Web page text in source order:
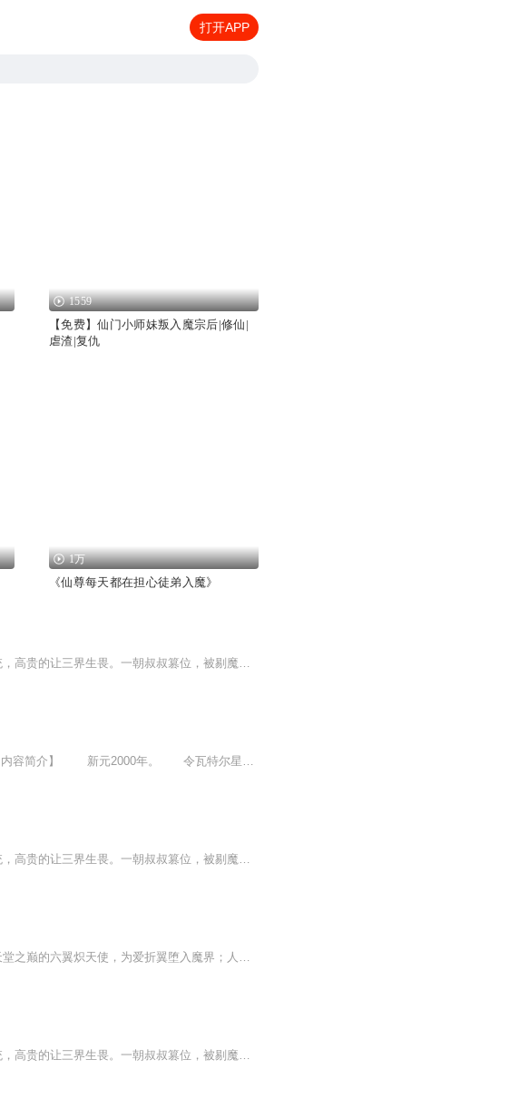
打开APP
1559
【免费】仙门小师妹叛入魔宗后|修仙|
虐渣|复仇
1万
《仙尊每天都在担心徒弟入魔》
【内容简介】魔界骄子羿盼，古神至亲血脉嫡传，拥有魔界最纯正血统，高贵的让三界生畏。一朝叔叔篡位，被剔魔骨，除羽翅，封魔印。后又为了叔叔罪行抵命。天界西池瑶母的爱宠苍鸾神君桑泽，下界历劫成为修仙门派天赋异禀的弟子。天魔大战中，他打开了她的...
稳定日更5集，不定期爆更，AI主播良心又迷人，订阅追更不迷路！ 【内容简介】 新元2000年。 令瓦特尔星人惶惶不安的末世戏剧性扭转为跨世，新世纪银翼年来临，但随着大大的喜悦和期待，新世纪和旧世纪的交替过程中，一系列奇幻的人事也随之发生...
【内容简介】魔界骄子羿盼，古神至亲血脉嫡传，拥有魔界最纯正血统，高贵的让三界生畏。一朝叔叔篡位，被剔魔骨，除羽翅，封魔印。后又为了叔叔罪行抵命。天界西池瑶母的爱宠苍鸾神君桑泽，下界历劫成为修仙门派天赋异禀的弟子。天魔大战中，他打开了她的...
原著：《天使降临堕落的路西法》演播：星渚有声团队【剧情简介】天堂之巅的六翼炽天使，为爱折翼堕入魔界；人类少年的躯壳里，蛰伏着弑神的复仇之魂。他曾是光耀天界的六翼炽天使长路西法，却为魔王之女米丽甘愿背弃神座。当挚爱陨落于阴谋之刃，昔日天使...
【内容简介】魔界骄子羿盼，古神至亲血脉嫡传，拥有魔界最纯正血统，高贵的让三界生畏。一朝叔叔篡位，被剔魔骨，除羽翅，封魔印。后又为了叔叔罪行抵命。天界西池瑶母的爱宠苍鸾神君桑泽，下界历劫成为修仙门派天赋异禀的弟子。天魔大战中，他打开了她的...